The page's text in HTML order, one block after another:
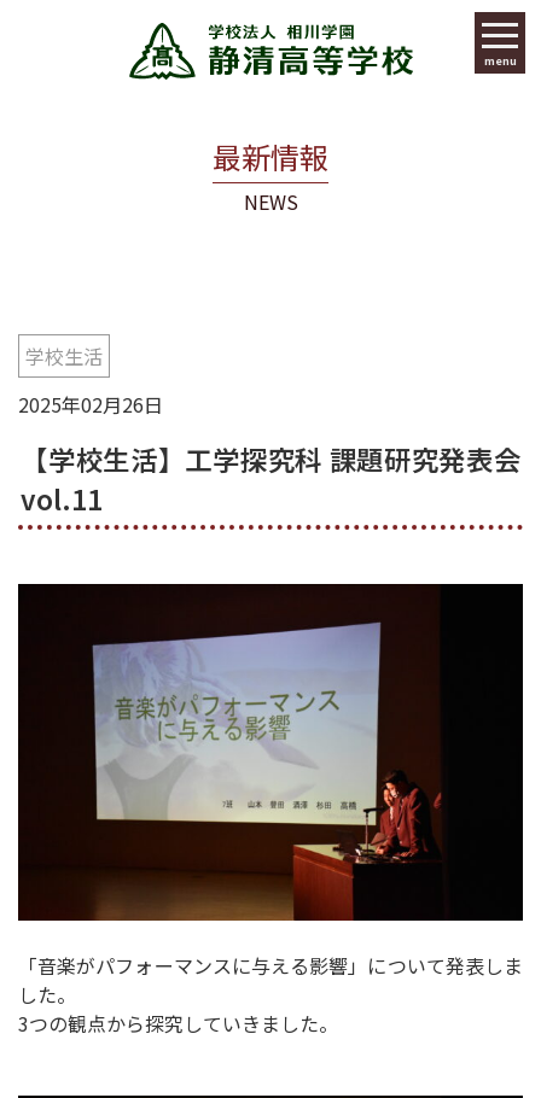
menu
最新情報
NEWS
学校生活
2025年02月26日
【学校生活】工学探究科 課題研究発表会
vol.11
「音楽がパフォーマンスに与える影響」について発表しま
した。
3つの観点から探究していきました。